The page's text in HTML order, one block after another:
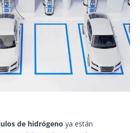
de hidrógeno ya están